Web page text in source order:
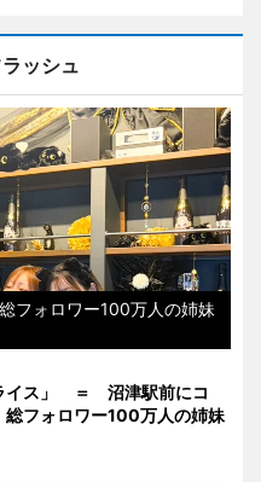
ッシュ
フォロワー100万人の姉妹
イス」 ＝ 沼津駅前にコ
フォロワー100万人の姉妹